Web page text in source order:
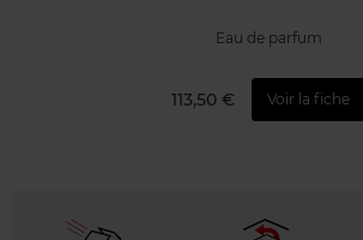
Eau de parfum
113,50 € Voir la fiche